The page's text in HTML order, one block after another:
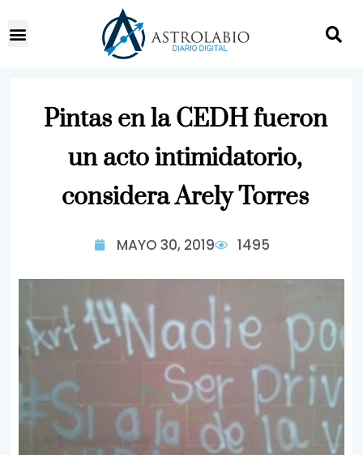
Pintas en la CEDH fueron
un acto intimidatorio,
considera Arely Torres
MAYO 30, 2019 1495